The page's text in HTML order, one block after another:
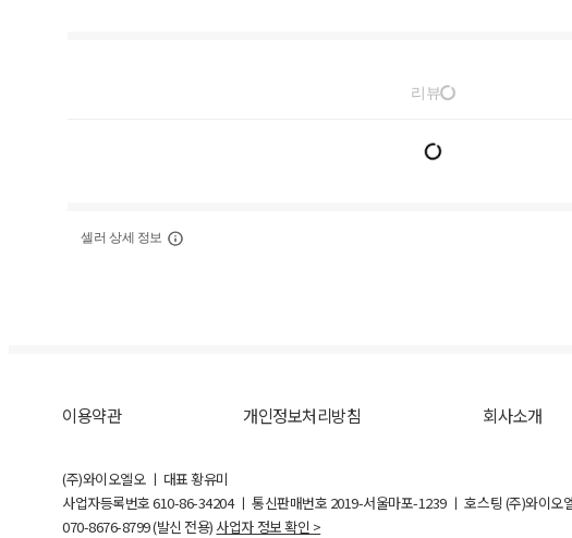
리뷰
셀러 상세 정보
이용약관 개인정보처리방침 회사소개
(주)와이오엘오 ㅣ 대표 황유미
사업자등록번호610-86-34204ㅣ 통신판매번호 2019-서울마포-1239 ㅣ 호스팅 (주)와이오
070-8676-8799 (발신 전용) 사업자 정보 확인 >